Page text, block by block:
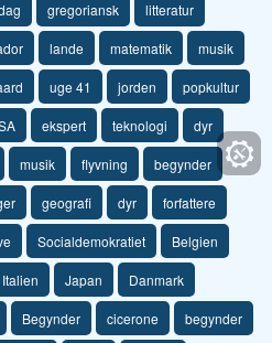
gregoriansk litteratur
lande matematik musik
uge 41 jorden popkultur
ekspert teknologi dyr
musik flyvning begynder
geografi dyr forfattere
Socialdemokratiet Belgien
Italien Japan Danmark
Begynder cicerone begynder